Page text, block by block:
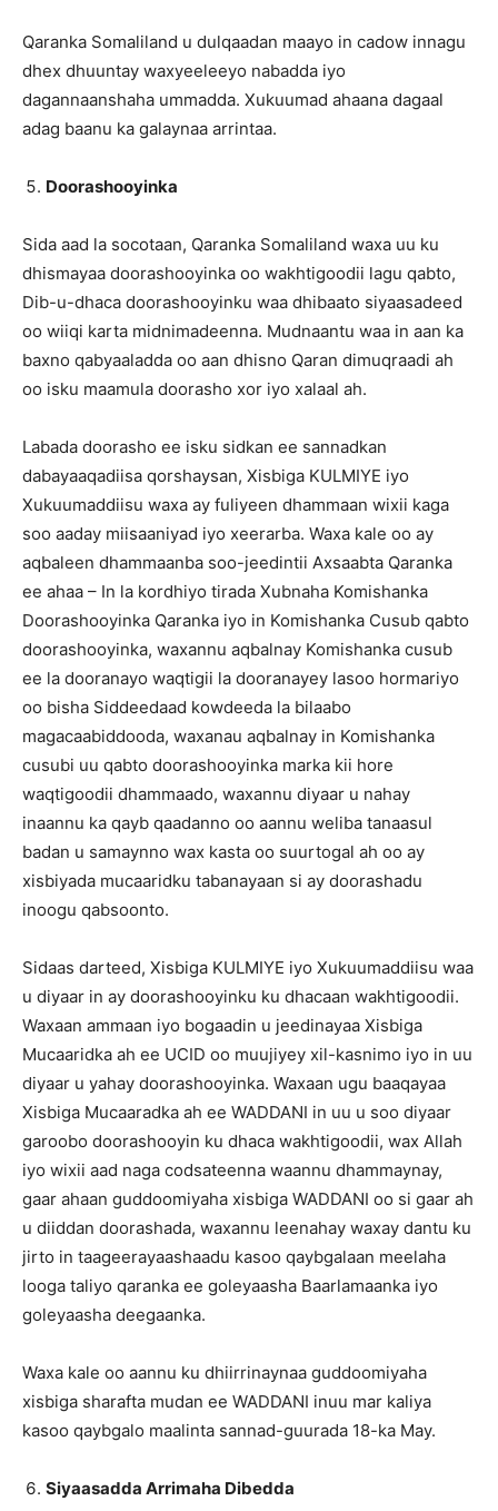
Qaranka Somaliland u dulqaadan maayo in cadow innagu
dhex dhuuntay waxyeeleeyo nabadda iyo
dagannaanshaha ummadda. Xukuumad ahaana dagaal
adag baanu ka galaynaa arrintaa.
Doorashooyinka
Sida aad la socotaan, Qaranka Somaliland waxa uu ku
dhismayaa doorashooyinka oo wakhtigoodii lagu qabto,
Dib-u-dhaca doorashooyinku waa dhibaato siyaasadeed
oo wiiqi karta midnimadeenna. Mudnaantu waa in aan ka
baxno qabyaaladda oo aan dhisno Qaran dimuqraadi ah
oo isku maamula doorasho xor iyo xalaal ah.
Labada doorasho ee isku sidkan ee sannadkan
dabayaaqadiisa qorshaysan, Xisbiga KULMIYE iyo
Xukuumaddiisu waxa ay fuliyeen dhammaan wixii kaga
soo aaday miisaaniyad iyo xeerarba. Waxa kale oo ay
aqbaleen dhammaanba soo-jeedintii Axsaabta Qaranka
ee ahaa – In la kordhiyo tirada Xubnaha Komishanka
Doorashooyinka Qaranka iyo in Komishanka Cusub qabto
doorashooyinka, waxannu aqbalnay Komishanka cusub
ee la dooranayo waqtigii la dooranayey lasoo hormariyo
oo bisha Siddeedaad kowdeeda la bilaabo
magacaabiddooda, waxanau aqbalnay in Komishanka
cusubi uu qabto doorashooyinka marka kii hore
waqtigoodii dhammaado, waxannu diyaar u nahay
inaannu ka qayb qaadanno oo aannu weliba tanaasul
badan u samaynno wax kasta oo suurtogal ah oo ay
xisbiyada mucaaridku tabanayaan si ay doorashadu
inoogu qabsoonto.
Sidaas darteed, Xisbiga KULMIYE iyo Xukuumaddiisu waa
u diyaar in ay doorashooyinku ku dhacaan wakhtigoodii.
Waxaan ammaan iyo bogaadin u jeedinayaa Xisbiga
Mucaaridka ah ee UCID oo muujiyey xil-kasnimo iyo in uu
diyaar u yahay doorashooyinka. Waxaan ugu baaqayaa
Xisbiga Mucaaradka ah ee WADDANI in uu u soo diyaar
garoobo doorashooyin ku dhaca wakhtigoodii, wax Allah
iyo wixii aad naga codsateenna waannu dhammaynay,
gaar ahaan guddoomiyaha xisbiga WADDANI oo si gaar ah
u diiddan doorashada, waxannu leenahay waxay dantu ku
jirto in taageerayaashaadu kasoo qaybgalaan meelaha
looga taliyo qaranka ee goleyaasha Baarlamaanka iyo
goleyaasha deegaanka.
Waxa kale oo aannu ku dhiirrinaynaa guddoomiyaha
xisbiga sharafta mudan ee WADDANI inuu mar kaliya
kasoo qaybgalo maalinta sannad-guurada 18-ka May.
Siyaasadda Arrimaha Dibedda